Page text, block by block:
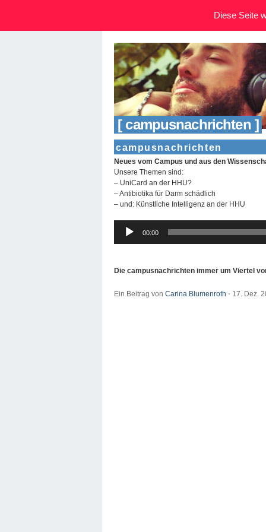
[ campusnachrichten ]
campusnachrichten
Neues vom Campus und aus den
Unsere Themen sind:
– UniCard an der HHU?
– Antibiotika für Darm schädlich
– und: Künstliche Intelligenz an der HHU
Audio-
Player
00:00
Die campusnachrichten immer um Viertel
Ein Beitrag von Carina Blumenroth ⋅ 17. Dez.
Diese Seite